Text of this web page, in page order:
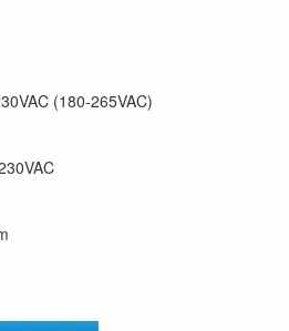
(180-265VAC)